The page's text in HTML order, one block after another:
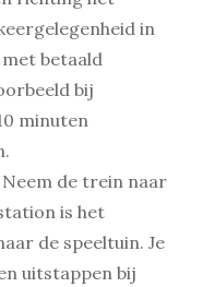
in
betaald
bij
minuten
Neem de trein naar
is het
de speeltuin. Je
uitstappen bij